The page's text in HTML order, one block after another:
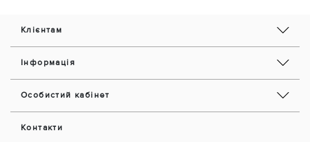
Клієнтам
Інформація
Особистий кабінет
Контакти